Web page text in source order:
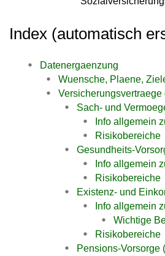
Index (automatisch
Datenergaenzung
Wuensche, Plaene,
Versicherungsvertraege
Sach- und
Info allgemein
Risikobereiche
Gesundheits-
Info allgemein
Risikobereiche
Existenz- und
Info allgemein
Wichtige
Risikobereiche
Pensions-Vorsorge